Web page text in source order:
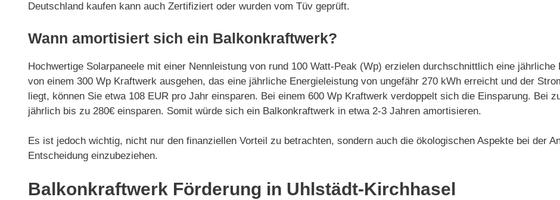
Deutschland kaufen kann auch Zertifiziert oder wurden vom Tüv geprüft.
Wann amortisiert sich ein Balkonkraftwerk?
Hochwertige Solarpaneele mit einer Nennleistung von rund 100 Watt-Peak (Wp) erzielen durchschnittlich eine
von einem 300 Wp Kraftwerk ausgehen, das eine jährliche Energieleistung von ungefähr 270 kWh erreicht und der
liegt, können Sie etwa 108 EUR pro Jahr einsparen. Bei einem 600 Wp Kraftwerk verdoppelt sich die Einsparung. Bei
jährlich bis zu 280€ einsparen. Somit würde sich ein Balkonkraftwerk in etwa 2-3 Jahren amortisieren.
Es ist jedoch wichtig, nicht nur den finanziellen Vorteil zu betrachten, sondern auch die ökologischen Aspekte bei der
Entscheidung einzubeziehen.
Balkonkraftwerk Förderung in Uhlstädt-Kirchhasel